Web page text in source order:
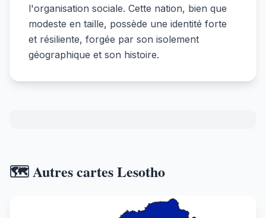
l'organisation sociale. Cette nation, bien que
modeste en taille, possède une identité forte
et résiliente, forgée par son isolement
géographique et son histoire.
🗺️ Autres cartes Lesotho